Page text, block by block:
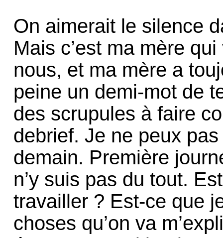
On aimerait le silence
Mais c’est ma mère
nous, et ma mère a
peine un demi-mot de
des scrupules à faire
debrief. Je ne peux
demain. Première
n’y suis pas du tout.
travailler ? Est-ce que
choses qu’on va